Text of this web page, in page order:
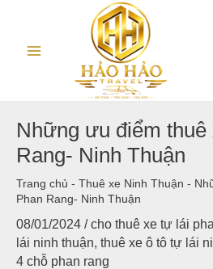
Menu
Những ưu điểm
Rang- Ninh Thuận
Trang chủ - Thuê xe Ninh Thuận -
Phan Rang- Ninh Thuận
08/01/2024 /cho thuê xe tự lái
lái ninh thuận, thuê xe ô tô tự lái
4 chỗ phan rang